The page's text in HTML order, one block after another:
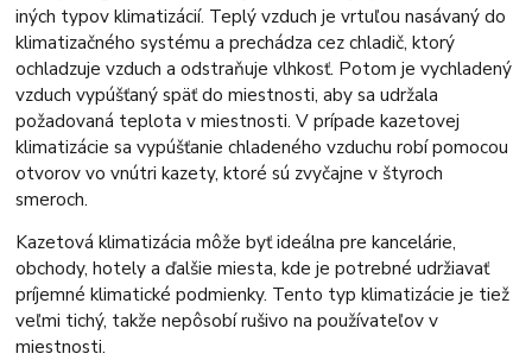
iných typov klimatizácií. Teplý vzduch je vrtuľou nasávaný do
klimatizačného systému a prechádza cez chladič, ktorý
ochladzuje vzduch a odstraňuje vlhkosť. Potom je vychladený
vzduch vypúšťaný späť do miestnosti, aby sa udržala
požadovaná teplota v miestnosti. V prípade kazetovej
klimatizácie sa vypúšťanie chladeného vzduchu robí pomocou
otvorov vo vnútri kazety, ktoré sú zvyčajne v štyroch
smeroch.
Kazetová klimatizácia môže byť ideálna pre kancelárie,
obchody, hotely a ďalšie miesta, kde je potrebné udržiavať
príjemné klimatické podmienky. Tento typ klimatizácie je tiež
veľmi tichý, takže nepôsobí rušivo na používateľov v
miestnosti.